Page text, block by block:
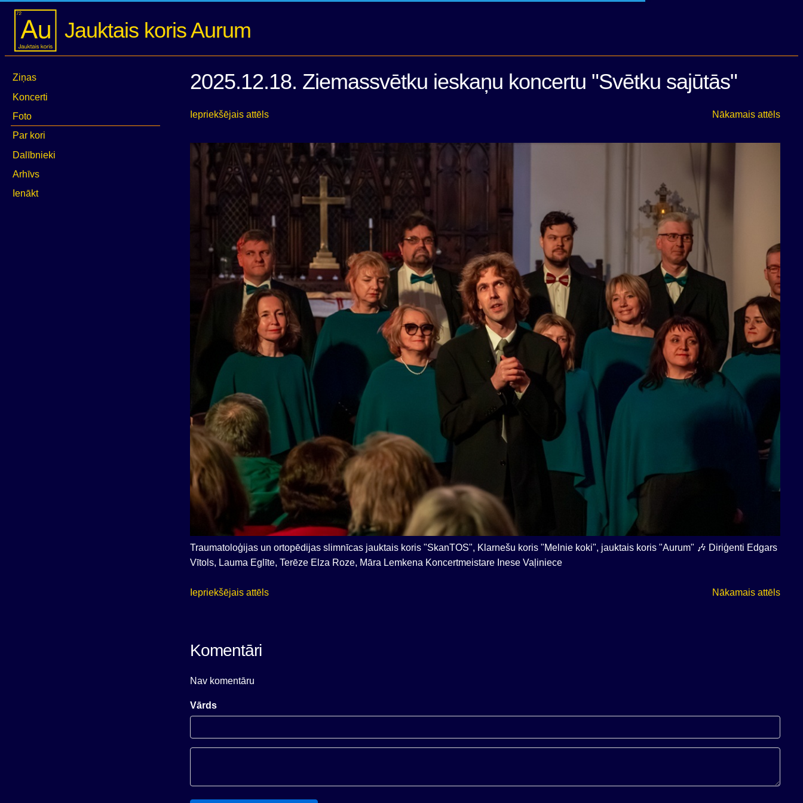
Jauktais koris Aurum
Ziņas
Koncerti
Foto
Par kori
Dalībnieki
Arhīvs
Ienākt
2025.12.18. Ziemassvētku ieskaņu koncertu "Svētku sajūtās"
Iepriekšējais attēls Nākamais attēls
Traumatoloģijas un ortopēdijas slimnīcas jauktais koris "SkanTOS", Klarnešu koris "Melnie koki", jauktais koris "Aurum" 🎶 Diriģenti Edgars
Vītols, Lauma Eglīte, Terēze Elza Roze, Māra Lemkena Koncertmeistare Inese Vaļiniece
Iepriekšējais attēls Nākamais attēls
Komentāri
Nav komentāru
Vārds